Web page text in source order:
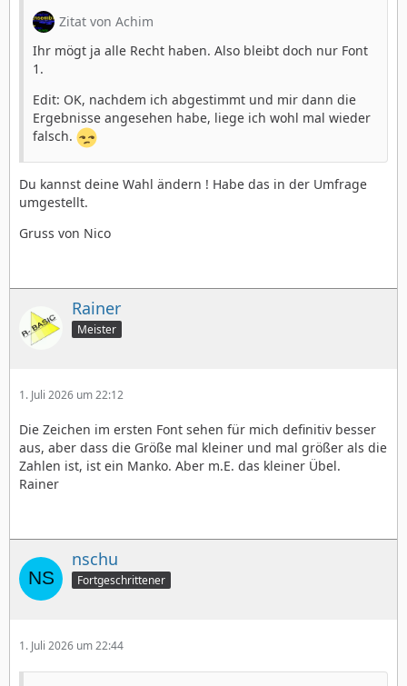
Zitat von Achim
Ihr mögt ja alle Recht haben. Also bleibt doch nur Font
1.
Edit: OK, nachdem ich abgestimmt und mir dann die
Ergebnisse angesehen habe, liege ich wohl mal wieder
falsch.
Du kannst deine Wahl ändern ! Habe das in der Umfrage
umgestellt.
Gruss von Nico
Rainer
Meister
1. Juli 2026 um 22:12
Die Zeichen im ersten Font sehen für mich definitiv besser
aus, aber dass die Größe mal kleiner und mal größer als die
Zahlen ist, ist ein Manko. Aber m.E. das kleiner Übel.
Rainer
nschu
Fortgeschrittener
1. Juli 2026 um 22:44